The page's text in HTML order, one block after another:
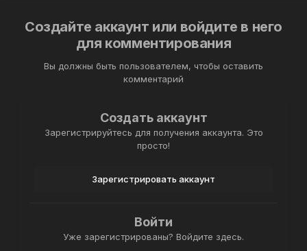
Создайте аккаунт или войдите в него
для комментирования
Вы должны быть пользователем, чтобы оставить
комментарий
Создать аккаунт
Зарегистрируйтесь для получения аккаунта. Это
просто!
Зарегистрировать аккаунт
Войти
Уже зарегистрированы? Войдите здесь.